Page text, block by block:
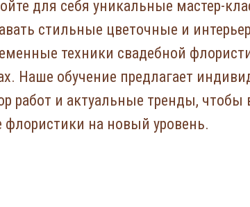
для себя уникальные мастер-
стильные цветочные и
техники свадебной
Наше обучение предлагает
работ и актуальные тренды,
флористики на новый уровень.